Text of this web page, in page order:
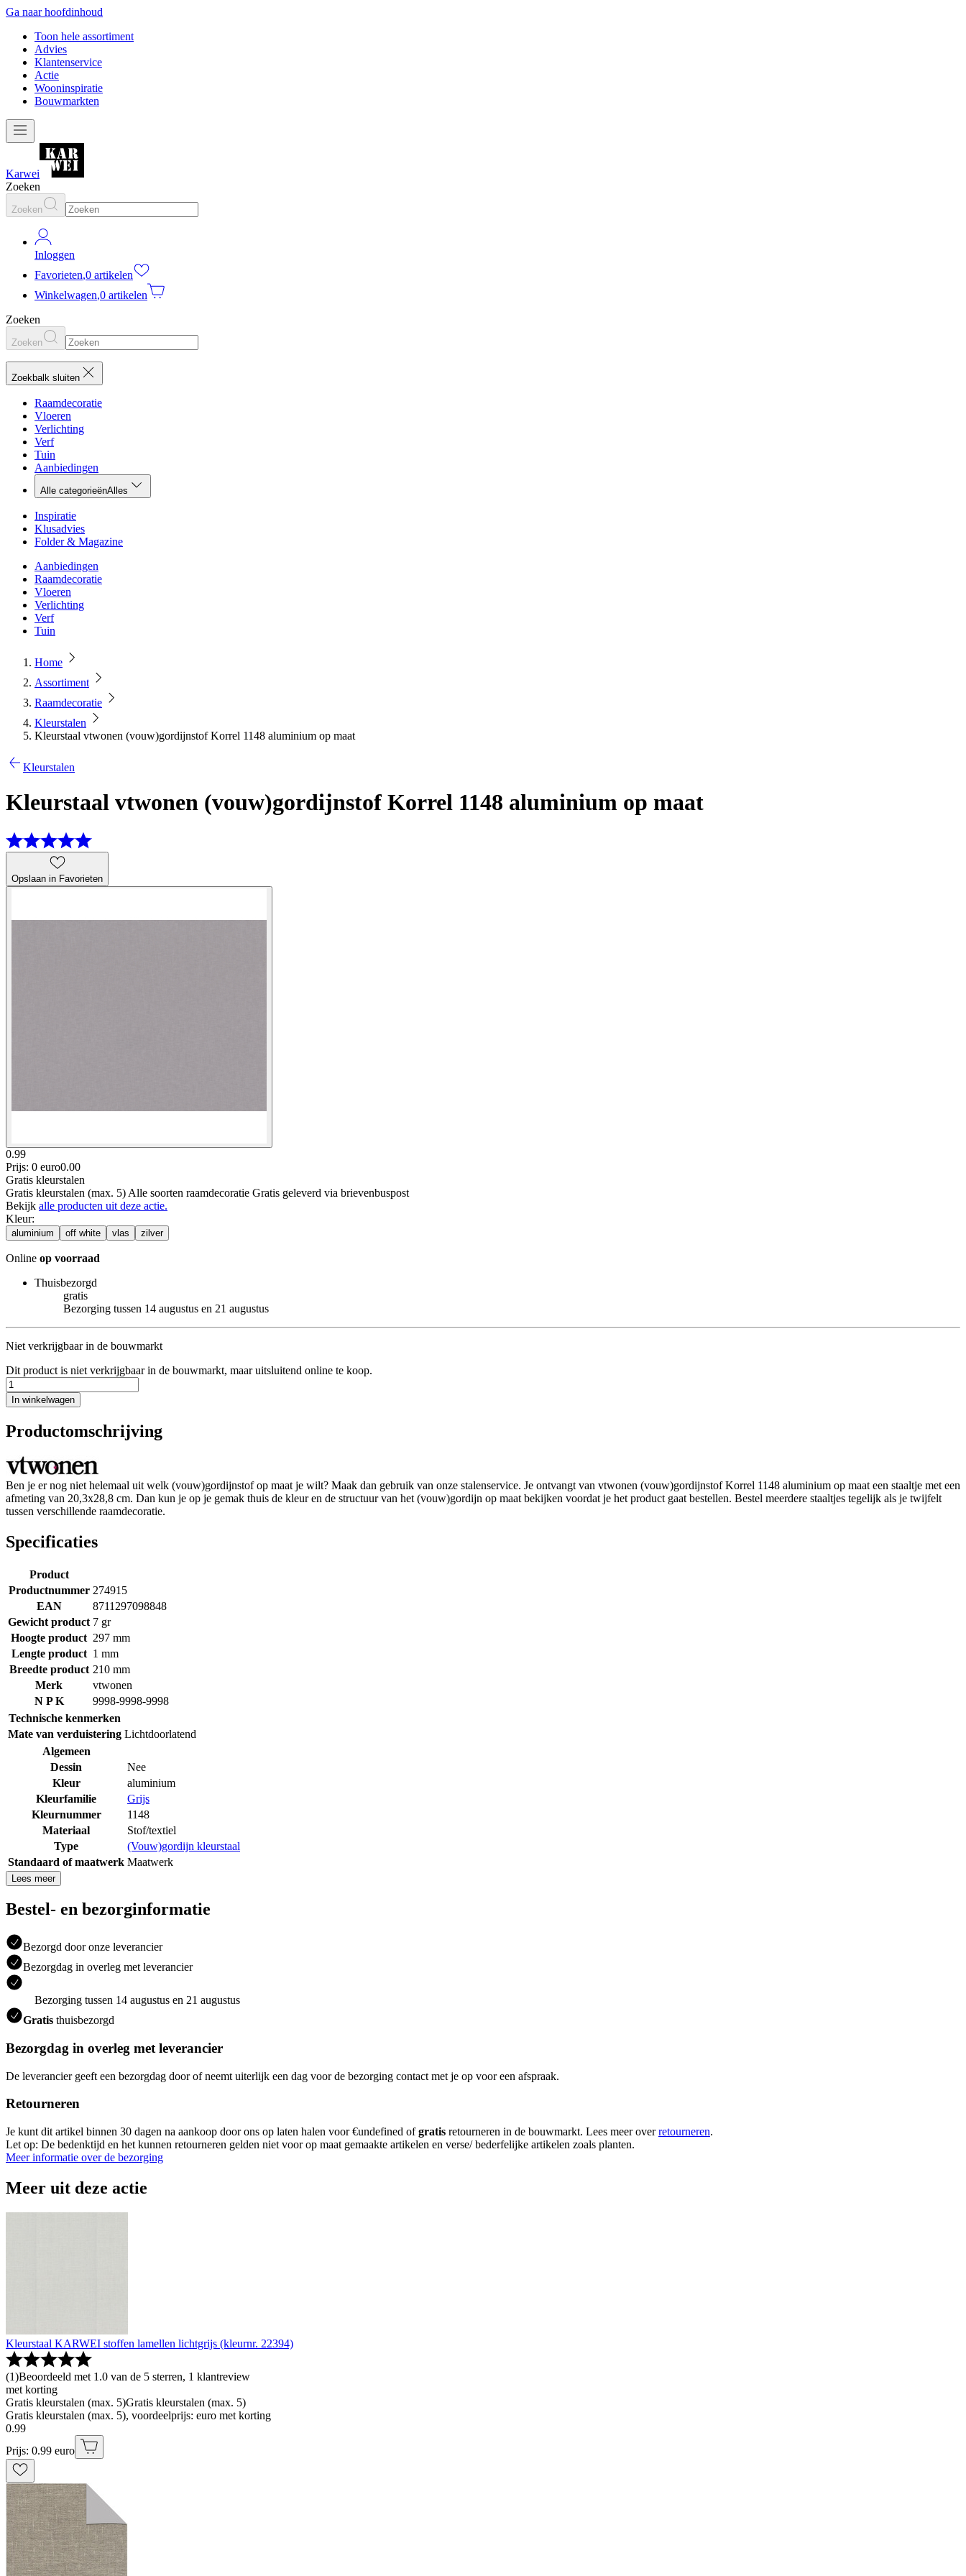
Ga naar hoofdinhoud
Toon hele assortiment
Advies
Klantenservice
Actie
Wooninspiratie
Bouwmarkten
Karwei
Zoeken
Zoeken
Inloggen
Favorieten,0 artikelen
Winkelwagen,0 artikelen
Zoeken
Zoeken
Zoekbalk sluiten
Raamdecoratie
Vloeren
Verlichting
Verf
Tuin
Aanbiedingen
Alle categorieënAlles
Inspiratie
Klusadvies
Folder & Magazine
Aanbiedingen
Raamdecoratie
Vloeren
Verlichting
Verf
Tuin
Home
Assortiment
Raamdecoratie
Kleurstalen
Kleurstaal vtwonen (vouw)gordijnstof Korrel 1148 aluminium op maat
Kleurstalen
Kleurstaal vtwonen (vouw)gordijnstof Korrel 1148 aluminium op maat
Opslaan in Favorieten
0.99
Prijs: 0 euro0.00
Gratis kleurstalen
Gratis kleurstalen (max. 5) Alle soorten raamdecoratie Gratis geleverd via brievenbuspost
Bekijk alle producten uit deze actie.
Kleur:
aluminium off white vlas zilver
Online op voorraad
Thuisbezorgd
gratis
Bezorging tussen 14 augustus en 21 augustus
Niet verkrijgbaar in de bouwmarkt
Dit product is niet verkrijgbaar in de bouwmarkt, maar uitsluitend online te koop.
In winkelwagen
Productomschrijving
Ben je er nog niet helemaal uit welk (vouw)gordijnstof op maat je wilt? Maak dan gebruik van onze stalenservice. Je ontvangt van vtwonen (vouw)gordijnstof Korrel 1148 aluminium op maat een staaltje met een
afmeting van 20,3x28,8 cm. Dan kun je op je gemak thuis de kleur en de structuur van het (vouw)gordijn op maat bekijken voordat je het product gaat bestellen. Bestel meerdere staaltjes tegelijk als je twijfelt
tussen verschillende raamdecoratie.
Specificaties
Product
Productnummer 274915
EAN
8711297098848
Gewicht product 7 gr
Hoogte product 297 mm
Lengte product 1 mm
Breedte product 210 mm
Merk
vtwonen
N P K
9998-9998-9998
Technische kenmerken
Mate van verduistering Lichtdoorlatend
Algemeen
Dessin
Nee
Kleur
aluminium
Kleurfamilie
Grijs
Kleurnummer
1148
Materiaal
Stof/textiel
Type
(Vouw)gordijn kleurstaal
Standaard of maatwerk Maatwerk
Lees meer
Bestel- en bezorginformatie
Bezorgd door onze leverancier
Bezorgdag in overleg met leverancier
Bezorging tussen 14 augustus en 21 augustus
Gratis thuisbezorgd
Bezorgdag in overleg met leverancier
De leverancier geeft een bezorgdag door of neemt uiterlijk een dag voor de bezorging contact met je op voor een afspraak.
Retourneren
Je kunt dit artikel binnen 30 dagen na aankoop door ons op laten halen voor €undefined ofgratis retourneren in de bouwmarkt. Lees meer overretourneren.
Let op: De bedenktijd en het kunnen retourneren gelden niet voor op maat gemaakte artikelen en verse/ bederfelijke artikelen zoals planten.
Meer informatie over de bezorging
Meer uit deze actie
Kleurstaal KARWEI stoffen lamellen lichtgrijs (kleurnr. 22394)
(1)Beoordeeld met 1.0 van de 5 sterren, 1 klantreview
met korting
Gratis kleurstalen (max. 5)Gratis kleurstalen (max. 5)
Gratis kleurstalen (max. 5), voordeelprijs: euro met korting
0.99
Prijs: 0.99 euro